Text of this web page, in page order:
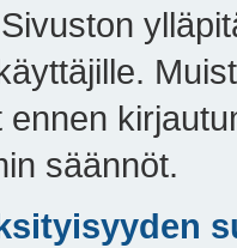
säännöt.